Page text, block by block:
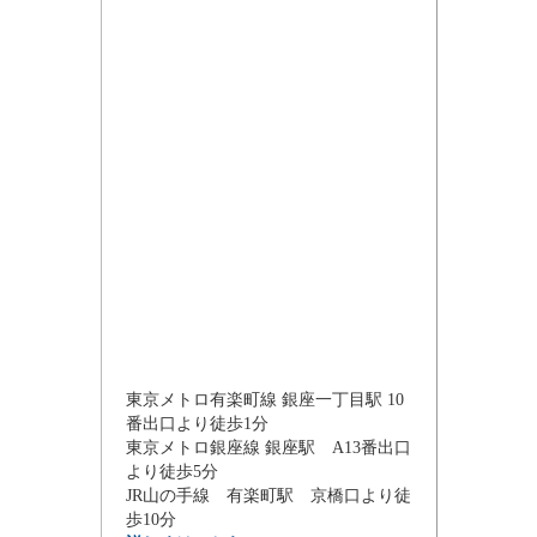
東京メトロ有楽町線 銀座一丁目駅 10
番出口より徒歩1分
東京メトロ銀座線 銀座駅 A13番出口
より徒歩5分
JR山の手線 有楽町駅 京橋口より徒
歩10分